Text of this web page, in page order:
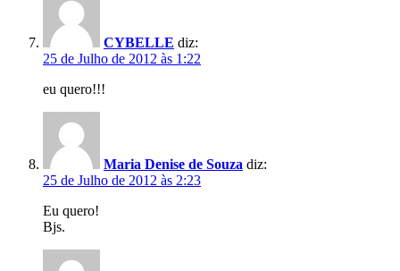
CYBELLE diz:
25 de Julho de 2012 às 1:22
eu quero!!!
Maria Denise de Souza diz:
25 de Julho de 2012 às 2:23
Eu quero!
Bjs.